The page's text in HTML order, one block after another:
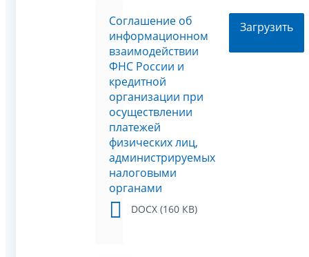
Соглашение об
информационном
взаимодействии
ФНС России и
кредитной
организации при
осуществлении
платежей
физических лиц,
администрируемых
налоговыми
органами
DOCX (160 КВ)
Загрузить